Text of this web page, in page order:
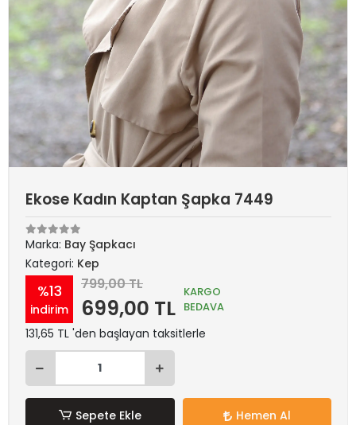
Ekose Kadın Kaptan Şapka 7449
Marka: Bay Şapkacı
Kategori: Kep
%13
indirim
799,00 TL
699,00 TL
KARGO
BEDAVA
131,65 TL 'den başlayan taksitlerle
Sepete Ekle Hemen Al